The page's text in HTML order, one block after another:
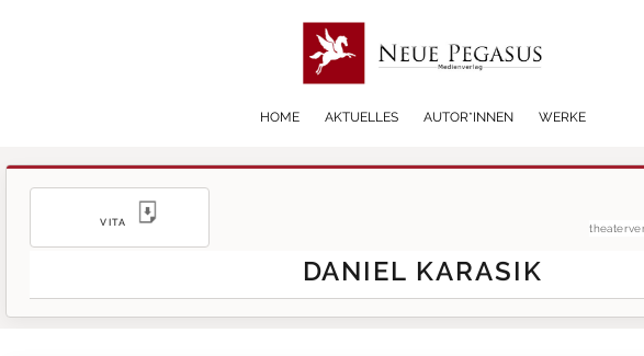
HOME AKTUELLES AUTOR*INNEN WERKE
VITA
DANIEL KARASIK